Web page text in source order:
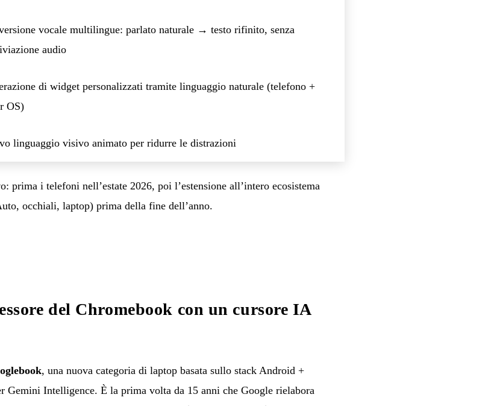
vocale multilingue: parlato naturale → testo rifinito, senza
audio
di widget personalizzati tramite linguaggio naturale (telefono +
OS)
linguaggio visivo animato per ridurre le distrazioni
prima i telefoni nell’estate 2026, poi l’estensione all’intero ecosistema
occhiali, laptop) prima della fine dell’anno.
del Chromebook con un cursore IA
, una nuova categoria di laptop basata sullo stack Android +
Gemini Intelligence. È la prima volta da 15 anni che Google rielabora